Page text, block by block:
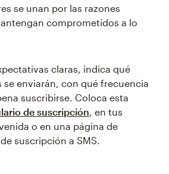
se unan por las razones
comprometidos a lo
claras, indica qué
se enviarán, con qué frecuencia
suscribirse. Coloca esta
de suscripción, en tus
o en una página de
suscripción a SMS.